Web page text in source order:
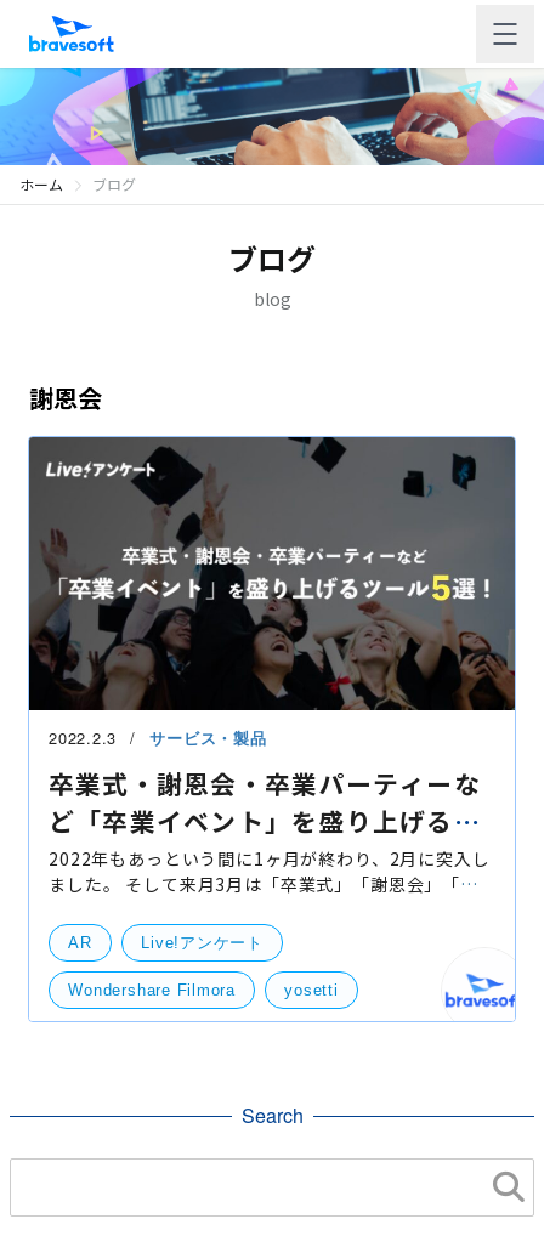
ホーム ブログ
ブログ
blog
謝恩会
2022.2.3 サービス・製品
卒業式・謝恩会・卒業パーティーな
ど「卒業イベント」を盛り上げるツ
ール５選！
2022年もあっという間に1ヶ月が終わり、2月に突入し
ました。 そして来月3月は「卒業式」「謝恩会」「卒
す。 小学校・中学校・高校・専門学校・大学などの教
育機関は
AR Live!アンケート
Wondershare Filmora yosetti
Search